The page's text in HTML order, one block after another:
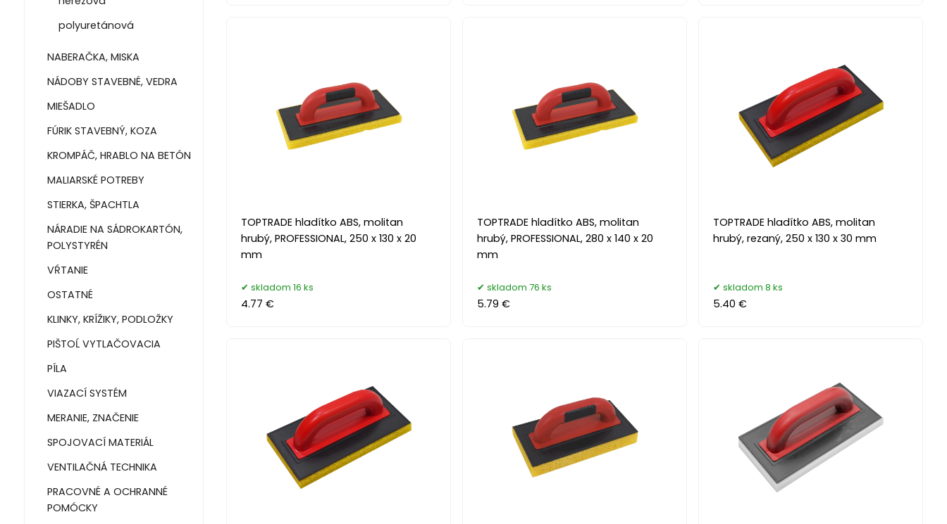
polyuretánová
NABERAČKA, MISKA
NÁDOBY STAVEBNÉ, VEDRA
MIEŠADLO
FÚRIK STAVEBNÝ, KOZA
KROMPÁČ, HRABLO NA BETÓN
MALIARSKÉ POTREBY
STIERKA, ŠPACHTLA
NÁRADIE NA SÁDROKARTÓN,
POLYSTYRÉN
VŔTANIE
OSTATNÉ
KLINKY, KRÍŽIKY, PODLOŽKY
PIŠTOĹ VYTLAČOVACIA
PÍLA
VIAZACÍ SYSTÉM
MERANIE, ZNAČENIE
SPOJOVACÍ MATERIÁL
VENTILAČNÁ TECHNIKA
PRACOVNÉ A OCHRANNÉ
POMÓCKY
TOPTRADE hladítko ABS, molitan
hrubý, PROFESSIONAL, 250 x 130 x 20
mm
skladom 16 ks
4.77 €
TOPTRADE hladítko ABS, molitan
hrubý, PROFESSIONAL, 280 x 140 x 20
mm
skladom 76 ks
5.79 €
TOPTRADE hladítko ABS, molitan
hrubý, rezaný, 250 x 130 x 30 mm
skladom 8 ks
5.40 €